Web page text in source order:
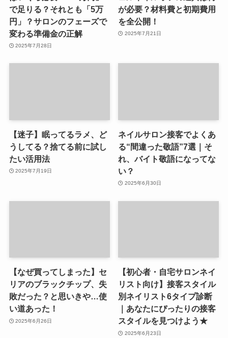
で足りる？それとも「5万
円」？サロンのフェーズで
変わる準備金の正解
2025年7月28日
が必要？材料費と初期費用
を全公開！
2025年7月21日
【迷子】眠ってるラメ、ど
うしてる？捨てる前に試し
たい活用法
2025年7月19日
ネイルサロン接客でよくあ
る“間違った敬語”7選｜そ
れ、バイト敬語になってな
い？
2025年6月30日
【なぜ買ってしまった】セ
リアのブラックチップ、失
敗だった？と思いきや…使
い道あった！
2025年6月26日
【初心者・自宅サロンネイ
リスト向け】接客スタイル
別ネイリスト6タイプ診断
｜あなたにぴったりの接客
スタイルを見つけよう★
2025年6月23日